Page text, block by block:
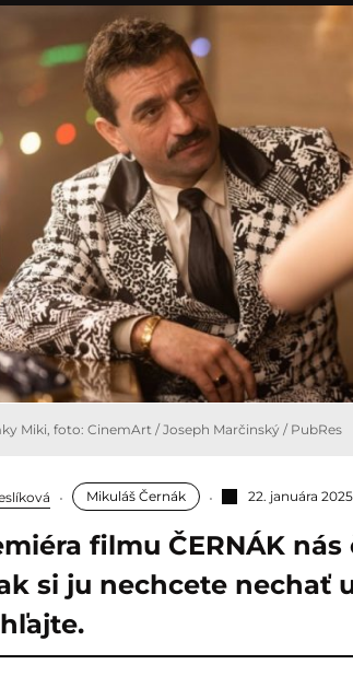
Miki, foto: CinemArt / Joseph Marčinský / PubRes
Mikuláš Černák 22. januára 2025
filmu ČERNÁK
si ju nechcete nechať